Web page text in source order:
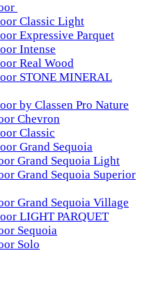
Classic Light
Expressive Parquet
Intense
Real Wood
STONE MINERAL
by Classen Pro Nature
Chevron
Classic
Grand Sequoia
Grand Sequoia Light
Grand Sequoia Superior
Grand Sequoia Village
LIGHT PARQUET
Sequoia
Solo